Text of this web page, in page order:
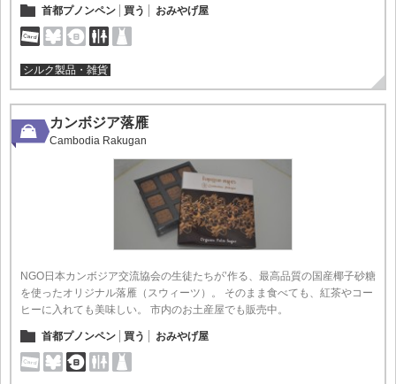
首都プノンペン 買う おみやげ屋
シルク製品・雑貨
カンボジア落雁
Cambodia Rakugan
NGO日本カンボジア交流協会の生徒たちが’作る、最高品質の国産椰子砂糖
を使ったオリジナル落雁（スウィーツ）。 そのまま食べても、紅茶やコー
ヒーに入れても美味しい。 市内のお土産屋でも販売中。
首都プノンペン 買う おみやげ屋